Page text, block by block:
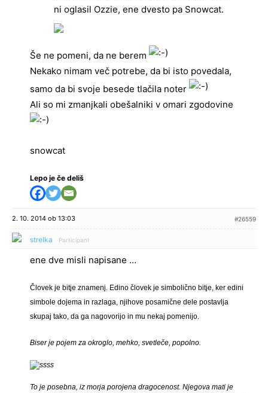
ni oglasil Ozzie, ene dvesto pa Snowcat.
Še ne pomeni, da ne berem
Nekako nimam več potrebe, da bi isto povedala,
samo da bi svoje besede tlačila noter
Ali so mi zmanjkali obešalniki v omari zgodovine
snowcat
Lepo je če deliš
2. 10. 2014 ob 13:03 #26559
strelka Participant
ene dve misli napisane …
Človek je bitje znamenj. Edino človek je simbolično bitje, ker edini
simbole dojema in razlaga, njihove posamične dele postavlja
skupaj tako, da ga nagovorijo in mu nekaj pomenijo.
Biser je pojem za okroglo, mehko, svetleče, popolno.
To je posebna, iz morja porojena dragocenost. Njegova mati je